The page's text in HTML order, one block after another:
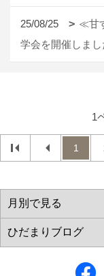
25/08/25
≪甘
学会を開催しま
1
1